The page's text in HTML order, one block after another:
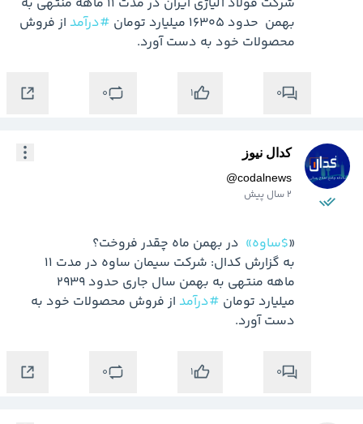
بهمن  حدود 16305 میلیارد تومان
#درآمد
محصولات خود به دست آورد.
0
1
0
کدال نیوز
@codalnews
2 سال پیش
«$ساوه»
میلیارد تومان #درآمد
دست آورد.
0
1
0